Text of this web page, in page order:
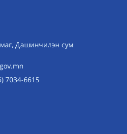
Дашинчилэн сум
7034-6615